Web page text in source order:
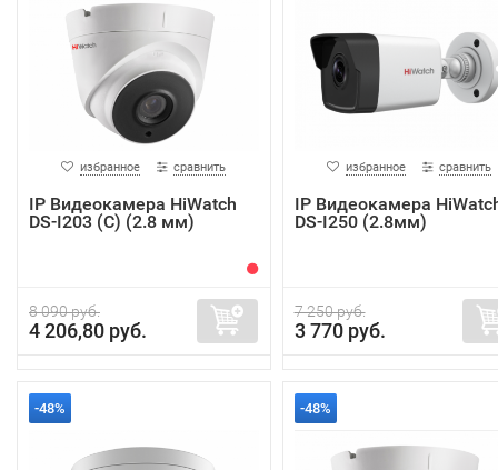
избранное сравнить
IP Видеокамера HiWatch
DS-I203 (C) (2.8 мм)
8 090 руб.
4 206,80 руб.
избранное сравнить
IP Видеокамера
DS-I250 (2.8мм)
7 250 руб.
3 770 руб.
-48% -48%